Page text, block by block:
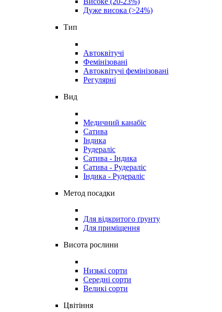
Дуже висока (>24%)
Тип
Автоквітучі
Фемінізовані
Автоквітучі фемінізовані
Регулярні
Вид
Медичний канабіс
Сатива
Індика
Рудераліс
Сатива - Індика
Сатива - Рудераліс
Індика - Рудераліс
Метод посадки
Для відкритого ґрунту
Для приміщення
Висота рослини
Низькі сорти
Середні сорти
Великі сорти
Цвітіння